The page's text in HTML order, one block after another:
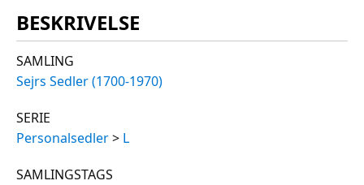
BESKRIVELSE
SAMLING
Sejrs Sedler (1700-1970)
SERIE
Personalsedler> L
SAMLINGSTAGS